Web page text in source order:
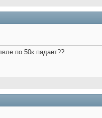
по 50к падает??